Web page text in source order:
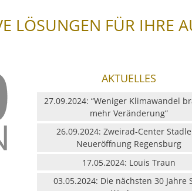
LÖSUNGEN FÜR IHRE
AKTUELLES
27.09.2024: “Weniger Klimawandel
mehr Veränderung”
26.09.2024: Zweirad-Center
Neueröffnung Regensburg
17.05.2024: Louis Traun
03.05.2024: Die nächsten 30 Jahre